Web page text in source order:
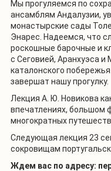
Мы прогуляемся по
ансамблям Андалузии,
монастырские сады
Энарес. Надеемся, что
роскошные барочные и
с Сеговией, Аранхуэса
каталонского
завершат нашу прогулку.
Лекция А. Ю. Новикова
впечатлениях, большом
многократных
Следующая лекция 23
сокровищам
Ждем вас по адресу: